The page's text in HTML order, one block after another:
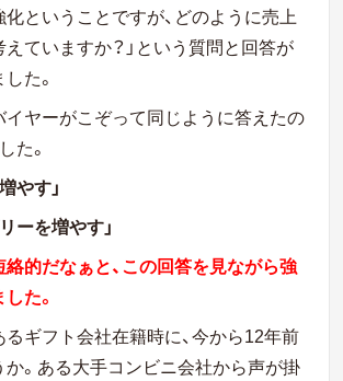
化ということですが、どのように売上
ていますか？」という質問と回答が
た。
イヤーがこぞって同じように答えたの
た。
やす」
ーを増やす」
的だなぁと、この回答を見ながら強
た。
ギフト会社在籍時に、今から12年前
か。ある大手コンビニ会社から声が掛